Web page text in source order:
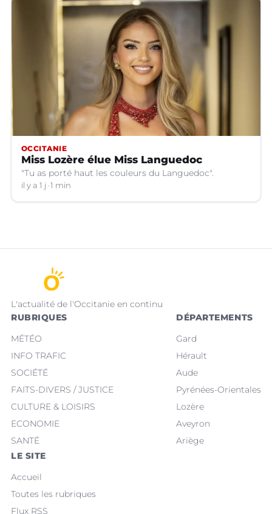
OCCITANIE
Miss Lozère élue Miss Languedoc
"Tu as porté haut les couleurs du Languedoc".
il y a 1 j 1 min
L'actualité de l'Occitanie en continu
RUBRIQUES
MÉTÉO
INFO TRAFIC
SOCIÉTÉ
FAITS-DIVERS / JUSTICE
CULTURE & LOISIRS
ECONOMIE
SANTÉ
DÉPARTEMENTS
Gard
Hérault
Aude
Pyrénées-Orientales
Lozère
Aveyron
Ariège
LE SITE
Accueil
Toutes les rubriques
Flux RSS